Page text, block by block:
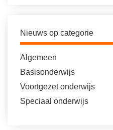
Nieuws op categorie
Algemeen
Basisonderwijs
Voortgezet onderwijs
Speciaal onderwijs